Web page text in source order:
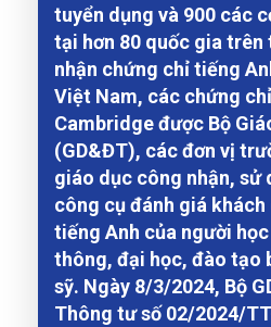
tuyển dụng và 900 các
tại hơn 80 quốc gia trên
nhận chứng chỉ tiếng
Việt Nam, các chứng
Cambridge được Bộ
(GD&ĐT), các đơn vị
giáo dục công nhận, sử
công cụ đánh giá
tiếng Anh của người
thông, đại học, đào tạo
sỹ. Ngày 8/3/2024, Bộ
Thông tư số 02/2024/